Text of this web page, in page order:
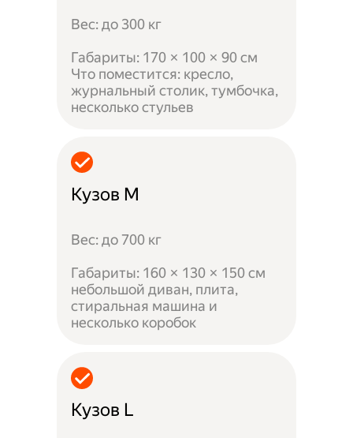
Вес: до 300 кг
Габариты: 170 × 100 × 90 см
Что поместится: кресло,
журнальный столик, тумбочка,
несколько стульев
Кузов M
Вес: до 700 кг
Габариты: 160 × 130 × 150 см
небольшой диван, плита,
стиральная машина и
несколько коробок
Кузов L